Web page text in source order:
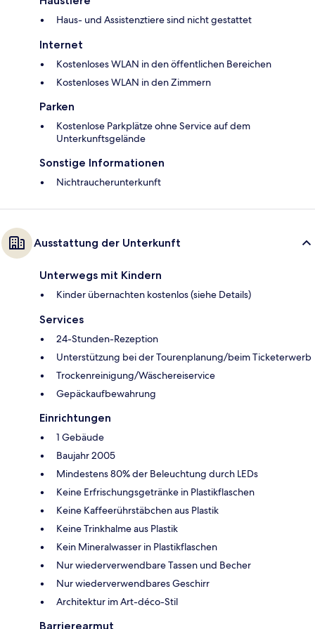
Haus- und Assistenztiere sind nicht gestattet
Internet
Kostenloses WLAN in den öffentlichen Bereichen
Kostenloses WLAN in den Zimmern
Parken
Kostenlose Parkplätze ohne Service auf dem
Unterkunftsgelände
Sonstige Informationen
Nichtraucherunterkunft
Ausstattung der Unterkunft
Unterwegs mit Kindern
Kinder übernachten kostenlos (siehe Details)
Services
24-Stunden-Rezeption
Unterstützung bei der Tourenplanung/beim Ticketerwerb
Trockenreinigung/Wäschereiservice
Gepäckaufbewahrung
Einrichtungen
1 Gebäude
Baujahr 2005
Mindestens 80% der Beleuchtung durch LEDs
Keine Erfrischungsgetränke in Plastikflaschen
Keine Kaffeerührstäbchen aus Plastik
Keine Trinkhalme aus Plastik
Kein Mineralwasser in Plastikflaschen
Nur wiederverwendbare Tassen und Becher
Nur wiederverwendbares Geschirr
Architektur im Art-déco-Stil
Barrierearmut